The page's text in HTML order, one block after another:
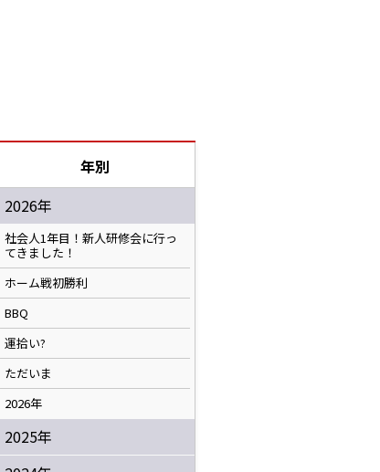
年別
2026年
社会人1年目！新人研修会に行っ
てきました！
ホーム戦初勝利
BBQ
運拾い?
ただいま
2026年
2025年